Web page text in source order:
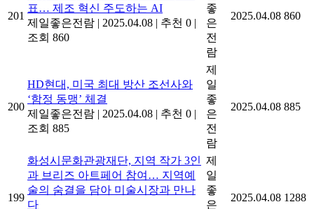
201
표… 제조 혁신 주도하는 AI
제일좋은전람 | 2025.04.08 | 추천 0 |
조회 860
좋
은
전
람
2025.04.08 860
200
HD현대, 미국 최대 방산 조선사와
‘함정 동맹’ 체결
제일좋은전람 | 2025.04.08 | 추천 0 |
조회 885
제
일
좋
은
전
람
2025.04.08 885
199
화성시문화관광재단, 지역 작가 3인
과 브리즈 아트페어 참여… 지역예
술의 숨결을 담아 미술시장과 만나
다
제
일
좋
은
2025.04.08 1288